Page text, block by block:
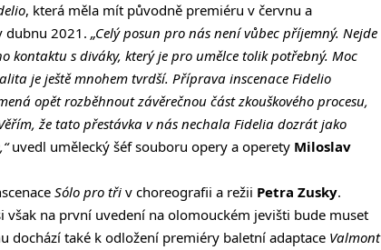
, která měla mít původně premiéru v červnu a
dubnu 2021. „Celý posun pro nás není vůbec příjemný. Nejde
kontaktu s diváky, který je pro umělce tolik potřebný. Moc
je ještě mnohem tvrdší. Příprava inscenace Fidelio
opět rozběhnout závěrečnou část zkouškového procesu,
že tato přestávka v nás nechala Fidelia dozrát jako
uvedl umělecký šéf souboru opery a operety Miloslav
Sólo pro tři v choreografii a režii Petra Zusky.
však na první uvedení na olomouckém jevišti bude muset
dochází také k odložení premiéry baletní adaptace Valmont